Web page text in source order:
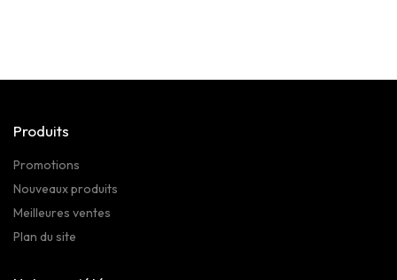
Produits
Promotions
Nouveaux produits
Meilleures ventes
Plan du site